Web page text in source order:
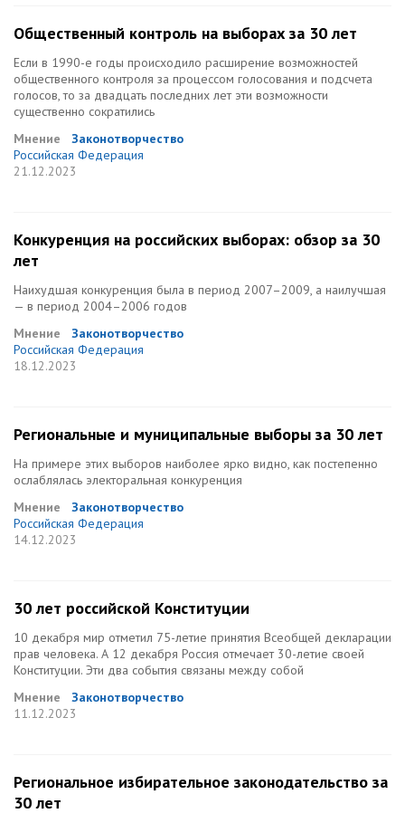
Общественный контроль на выборах за 30 лет
Если в 1990-е годы происходило расширение возможностей
общественного контроля за процессом голосования и подсчета
голосов, то за двадцать последних лет эти возможности
существенно сократились
Мнение
Законотворчество
Российская Федерация
21.12.2023
Конкуренция на российских выборах: обзор за 30
лет
Наихудшая конкуренция была в период 2007–2009, а наилучшая
— в период 2004–2006 годов
Мнение
Законотворчество
Российская Федерация
18.12.2023
Региональные и муниципальные выборы за 30 лет
На примере этих выборов наиболее ярко видно, как постепенно
ослаблялась электоральная конкуренция
Мнение
Законотворчество
Российская Федерация
14.12.2023
30 лет российской Конституции
10 декабря мир отметил 75-летие принятия Всеобщей декларации
прав человека. А 12 декабря Россия отмечает 30-летие своей
Конституции. Эти два события связаны между собой
Мнение
Законотворчество
11.12.2023
Региональное избирательное законодательство за
30 лет